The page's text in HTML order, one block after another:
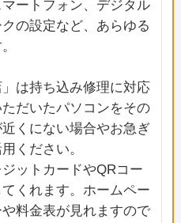
ートフォン、デジタル
の設定など、あらゆる
は持ち込み修理に対応
だいたパソコンをその
くにない場合やお急ぎ
ください。
ットカードやQRコー
くれます。ホームペー
料金表が見れますので